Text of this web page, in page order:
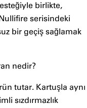
birlikte,
serisindeki
bir geçiş sağlamak
nedir?
tutar. Kartuşla aynı
sızdırmazlık